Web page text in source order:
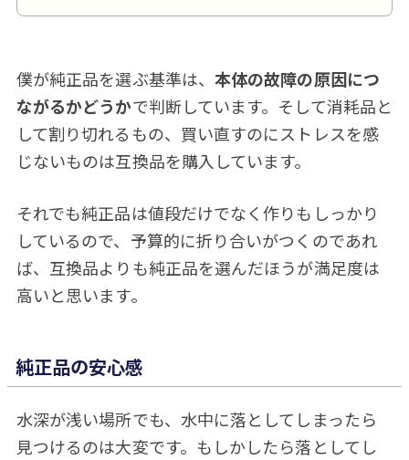
僕が純正品を選ぶ基準は、 本体の故障の原因につ
ながるかどうかで判断しています。そして消耗品と
して割り切れるもの、買い直すのにストレスを感
じないものは互換品を購入しています。
それでも純正品は値段だけでなく作りもしっかり
しているので、予算的に折り合いがつくのであれ
ば、互換品よりも純正品を選んだほうが満足度は
高いと思います。
純正品の安心感
水深が浅い場所でも、水中に落としてしまったら
見つけるのは大変です。もしかしたら落としてし